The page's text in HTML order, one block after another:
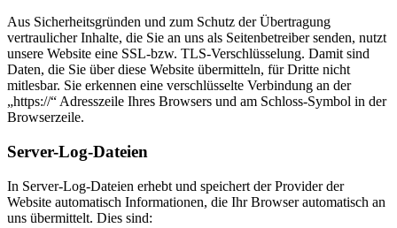
Aus Sicherheitsgründen und zum Schutz der Übertragung
vertraulicher Inhalte, die Sie an uns als Seitenbetreiber senden, nutzt
unsere Website eine SSL-bzw. TLS-Verschlüsselung. Damit sind
Daten, die Sie über diese Website übermitteln, für Dritte nicht
mitlesbar. Sie erkennen eine verschlüsselte Verbindung an der
„https://“ Adresszeile Ihres Browsers und am Schloss-Symbol in der
Browserzeile.
Server-Log-Dateien
In Server-Log-Dateien erhebt und speichert der Provider der
Website automatisch Informationen, die Ihr Browser automatisch an
uns übermittelt. Dies sind: